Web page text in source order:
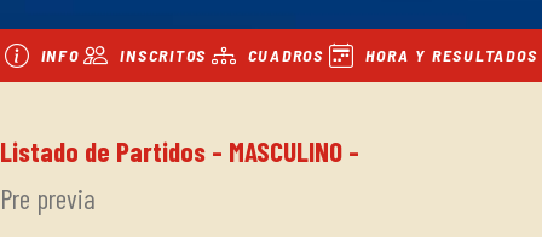
INFO INSCRITOS CUADROS HORA Y RESULTADOS
Listado de Partidos - MASCULINO -
Pre previa